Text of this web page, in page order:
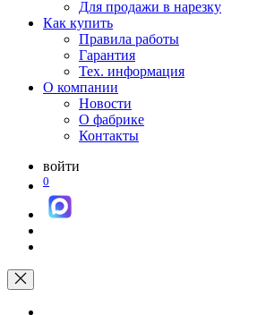
Для продажи в нарезку
Как купить
Правила работы
Гарантия
Тех. информация
О компании
Новости
О фабрике
Контакты
войти
0